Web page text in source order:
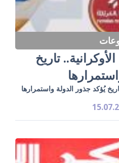
الأوكرانية.. تاريخ